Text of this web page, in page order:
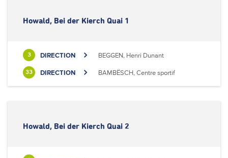
Howald, Bei der Kierch Quai 1
3 DIRECTION BEGGEN, Henri Dunant
33 DIRECTION BAMBËSCH, Centre sportif
Howald, Bei der Kierch Quai 2